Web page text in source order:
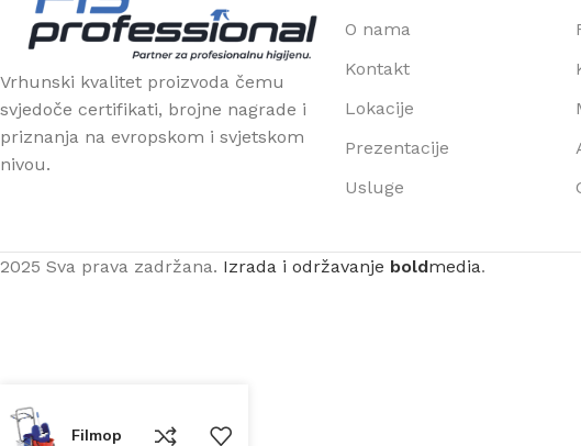
Vrhunski kvalitet proizvoda čemu
svjedoče certifikati, brojne nagrade i
priznanja na evropskom i svjetskom
nivou.
O nama
Kontakt
Lokacije
Prezentacije
Usluge
2025 Sva prava zadržana. Izrada i održavanje boldmedia.
Filmop